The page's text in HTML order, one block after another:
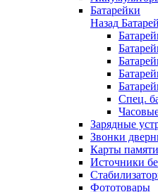
Батарейки
Назад
Спец.
Зарядные
Звонки
Карты памяти
Источники
Фототовары